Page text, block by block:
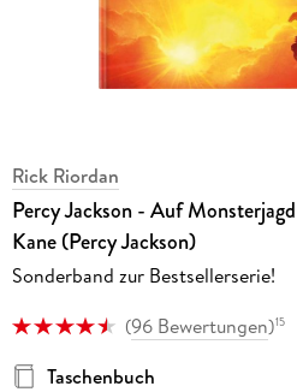
Rick Riordan
Percy Jackson - Auf
Kane (Percy Jackson)
Sonderband zur Bestsellerserie!
(96 Bewertungen)15
Taschenbuch